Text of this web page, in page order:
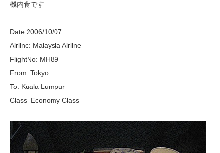
機内食です
Date:2006/10/07
Airline: Malaysia Airline
FlightNo: MH89
From: Tokyo
To: Kuala Lumpur
Class: Economy Class